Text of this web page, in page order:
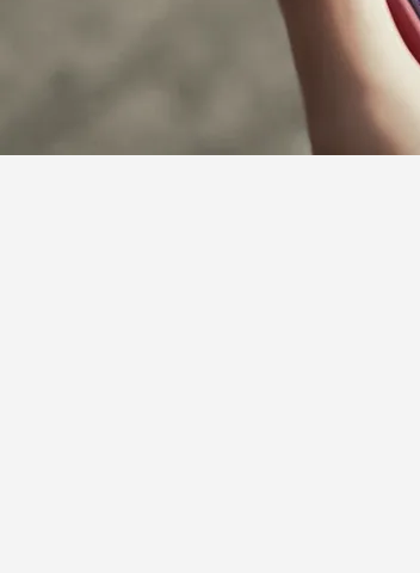
サポーターガイドライン